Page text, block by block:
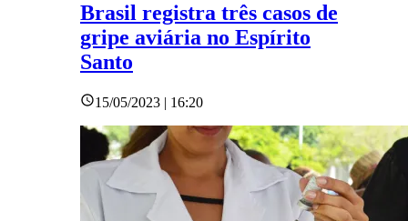
Brasil registra três casos de
gripe aviária no Espírito
Santo
15/05/2023 | 16:20